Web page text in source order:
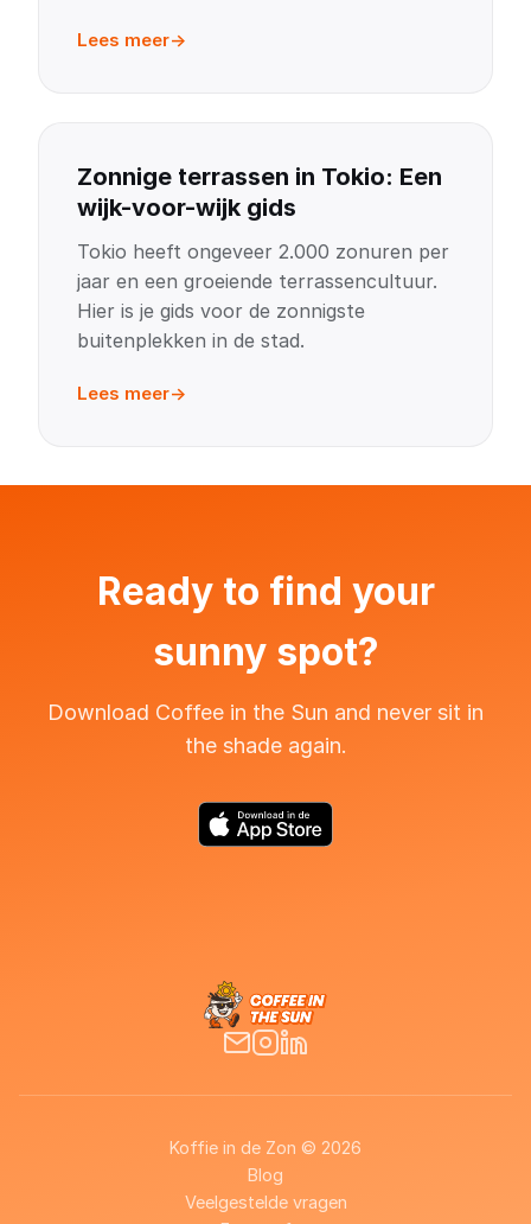
Lees meer
Zonnige terrassen in Tokio: Een
wijk-voor-wijk gids
Tokio heeft ongeveer 2.000 zonuren per
jaar en een groeiende terrassencultuur.
Hier is je gids voor de zonnigste
buitenplekken in de stad.
Lees meer
Ready to find your
sunny spot?
Download Coffee in the Sun and never sit in
the shade again.
Koffie in de Zon © 2026
Blog
Veelgestelde vragen